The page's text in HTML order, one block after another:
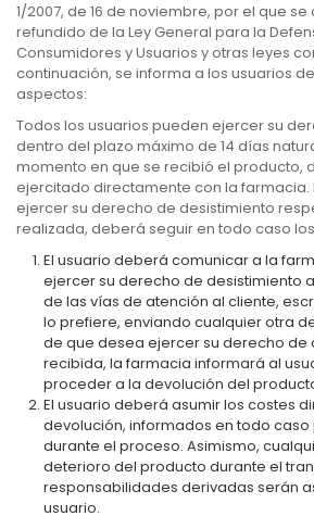
1/2007, de 16 de noviembre, por el que
refundido de la Ley General para la
Consumidores y Usuarios y otras leyes
continuación, se informa a los usuarios
aspectos:
Todos los usuarios pueden ejercer su
dentro del plazo máximo de 14 días
momento en que se recibió el producto,
ejercitado directamente con la farmacia.
ejercer su derecho de desistimiento
realizada, deberá seguir en todo caso
El usuario deberá comunicar a la
ejercer su derecho de desistimiento
de las vías de atención al cliente,
lo prefiere, enviando cualquier otra
de que desea ejercer su derecho de
recibida, la farmacia informará al
proceder a la devolución del
El usuario deberá asumir los costes
devolución, informados en todo
durante el proceso. Asimismo,
deterioro del producto durante el
responsabilidades derivadas serán
usuario.